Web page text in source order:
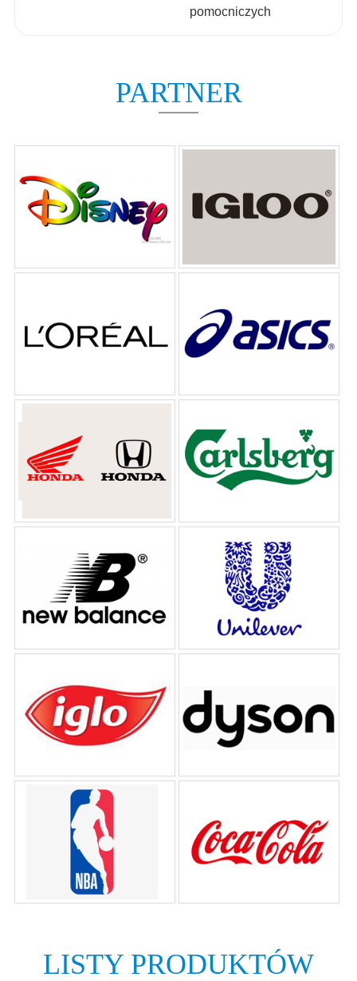
pomocniczych
PARTNER
LISTY PRODUKTÓW